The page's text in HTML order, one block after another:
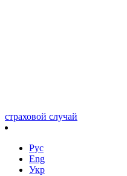
страховой случай
Рус
Eng
Укр